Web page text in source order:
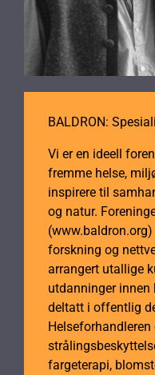
BALDRON:
Vi er en ideell
fremme helse,
inspirere til
og natur.
forskning og
arrangert utallige
utdanninger innen
deltatt i offentlig
fargeterapi,